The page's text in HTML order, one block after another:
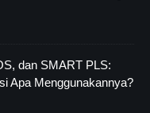
dan SMART PLS:
Apa Menggunakannya?